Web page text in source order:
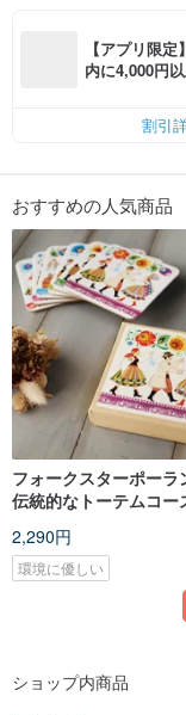
KukuButik is a small
search for and select all
friends who love to cook.
【アプリ限
内に4,000円
割引
おすすめの人気商品
フォークスターポーラ
伝統的なトーテムコー
2,290円
環境に優しい
ショップ内商品